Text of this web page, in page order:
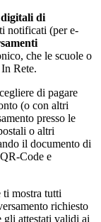
di
notificati (per e-
che le scuole o
Rete.
di pagare
(o con altri
presso le
o altri
il documento di
Code e
ti mostra tutti
richiesto
gli attestati validi ai